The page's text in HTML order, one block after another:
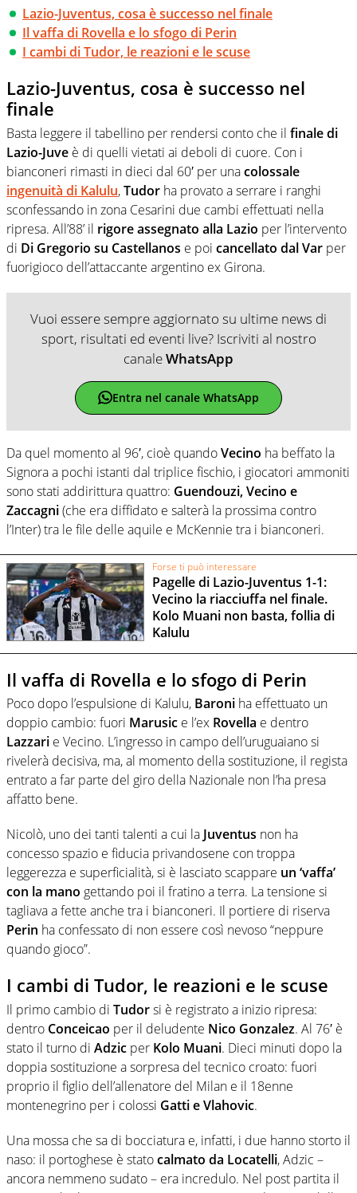
Lazio-Juventus, cosa è successo nel finale
Il vaffa di Rovella e lo sfogo di Perin
I cambi di Tudor, le reazioni e le scuse
Lazio-Juventus, cosa è successo nel
finale
Basta leggere il tabellino per rendersi conto che il finale di
Lazio-Juve è di quelli vietati ai deboli di cuore. Con i
bianconeri rimasti in dieci dal 60′ per unacolossale
ingenuità di Kalulu,Tudor ha provato a serrare i ranghi
sconfessando in zona Cesarini due cambi effettuati nella
ripresa. All’88’ il rigore assegnato alla Lazio per l’intervento
di Di Gregorio su Castellanos e poi cancellato dal Var per
fuorigioco dell’attaccante argentino ex Girona.
Vuoi essere sempre aggiornato su ultime news di
sport, risultati ed eventi live? Iscriviti al nostro
canaleWhatsApp
Entra nel canale WhatsApp
Da quel momento al 96′, cioè quandoVecino ha beffato la
Signora a pochi istanti dal triplice fischio, i giocatori ammoniti
sono stati addirittura quattro: Guendouzi, Vecino e
Zaccagni(che era diffidato e salterà la prossima contro
l’Inter) tra le file delle aquile e McKennie tra i bianconeri.
Forse ti può interessare
Pagelle di Lazio-Juventus 1-1:
Vecino la riacciuffa nel finale.
Kolo Muani non basta, follia di
Kalulu
Il vaffa di Rovella e lo sfogo di Perin
Poco dopo l’espulsione di Kalulu, Baroni ha effettuato un
doppio cambio: fuori Marusic e l’ex Rovella e dentro
Lazzari e Vecino. L’ingresso in campo dell’uruguaiano si
rivelerà decisiva, ma, al momento della sostituzione, il regista
entrato a far parte del giro della Nazionale non l’ha presa
affatto bene.
Nicolò, uno dei tanti talenti a cui la Juventus non ha
concesso spazio e fiducia privandosene con troppa
leggerezza e superficialità, si è lasciato scappare un ‘vaffa’
con la mano gettando poi il fratino a terra. La tensione si
tagliava a fette anche tra i bianconeri. Il portiere di riserva
Perin ha confessato di non essere così nevoso “neppure
quando gioco”.
I cambi di Tudor, le reazioni e le scuse
Il primo cambio di Tudorsi è registrato a inizio ripresa:
dentro Conceicao per il deludente Nico Gonzalez. Al 76′ è
stato il turno di Adzic per Kolo Muani. Dieci minuti dopo la
doppia sostituzione a sorpresa del tecnico croato: fuori
proprio il figlio dell’allenatore del Milan e il 18enne
montenegrino per i colossi Gatti e Vlahovic.
Una mossa che sa di bocciatura e, infatti, i due hanno storto il
naso: il portoghese è statocalmato da Locatelli, Adzic –
ancora nemmeno sudato – era incredulo. Nel post partita il